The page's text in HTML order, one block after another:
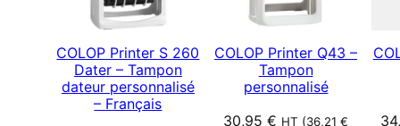
COLOP Printer S 260
Dater – Tampon
dateur personnalisé
– Français
COLOP Printer Q43 –
Tampon
personnalisé
30,95€ HT (36,21€